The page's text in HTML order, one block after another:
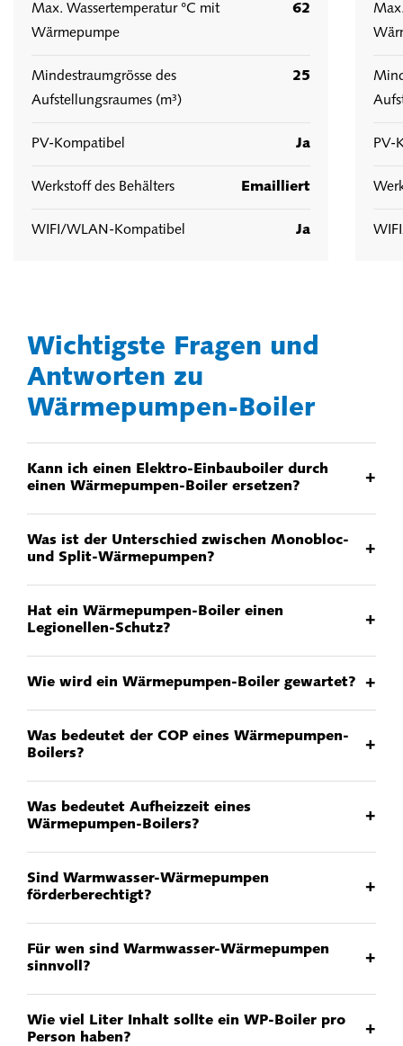
Max. Wassertemperatur °C mit
Wärmepumpe
62
Mindestraumgrösse des
Aufstellungsraumes (m³)
25
PV-Kompatibel Ja
Werkstoff des Behälters Emailliert
WIFI/WLAN-Kompatibel Ja
PV-
Wichtigste Fragen und
Antworten zu
Wärmepumpen-Boiler
Kann ich einen Elektro-Einbauboiler durch
einen Wärmepumpen-Boiler ersetzen?
+
Was ist der Unterschied zwischen Monobloc-
und Split-Wärmepumpen?
+
Hat ein Wärmepumpen-Boiler einen
Legionellen-Schutz?
+
Wie wird ein Wärmepumpen-Boiler gewartet? +
Was bedeutet der COP eines Wärmepumpen-
Boilers?
+
Was bedeutet Aufheizzeit eines
Wärmepumpen-Boilers?
+
Sind Warmwasser-Wärmepumpen
förderberechtigt?
+
Für wen sind Warmwasser-Wärmepumpen
sinnvoll?
+
Wie viel Liter Inhalt sollte ein WP-Boiler pro
Person haben?
+